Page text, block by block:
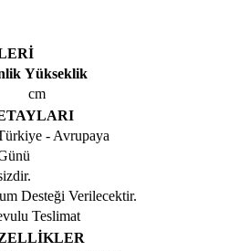
Yükseklik
cm
- Avrupaya
Desteği Verilecektir.
Teslimat